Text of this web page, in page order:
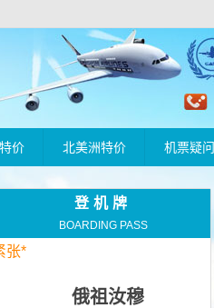
价 北美洲特价 机票疑问
登机牌
BOARDING PASS
张*
俄祖汝穆